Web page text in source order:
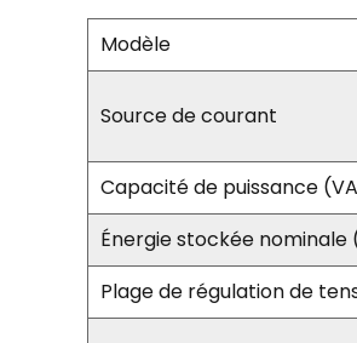
Modèle
Source de courant
Capacité de puissance
Énergie stockée nominale
Plage de régulation de